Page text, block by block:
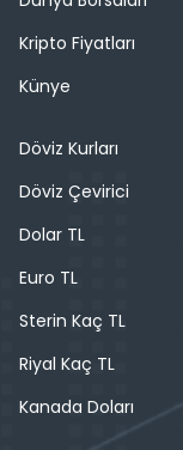
Kripto Fiyatları
Künye
Döviz Kurları
Döviz Çevirici
Dolar TL
Euro TL
Sterin Kaç TL
Riyal Kaç TL
Kanada Doları